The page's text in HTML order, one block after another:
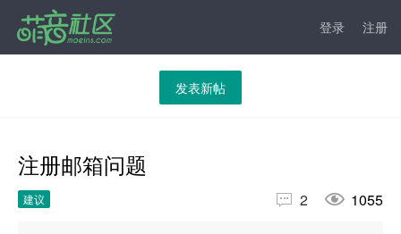
登录 注册
发表新帖
注册邮箱问题
建议  2  1055